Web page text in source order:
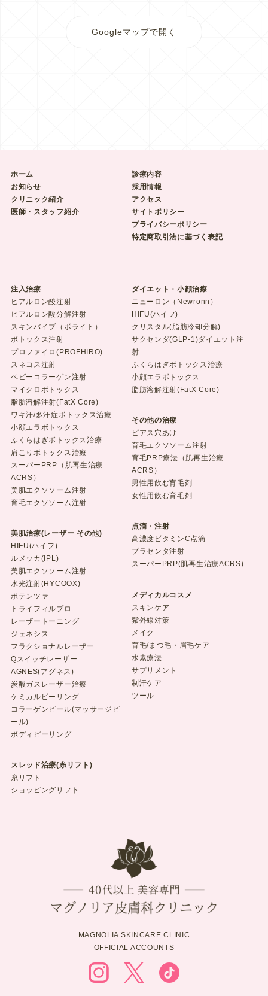
Googleマップで開く
ホーム
お知らせ
クリニック紹介
医師・スタッフ紹介
診療内容
採用情報
アクセス
サイトポリシー
プライバシーポリシー
特定商取引法に基づく表記
注入治療
ヒアルロン酸注射
ヒアルロン酸分解注射
スキンバイブ（ボライト）
ボトックス注射
プロファイロ(PROFHIRO)
スネコス注射
ベビーコラーゲン注射
マイクロボトックス
脂肪溶解注射(FatX Core)
ワキ汗/多汗症ボトックス治療
小顔エラボトックス
ふくらはぎボトックス治療
肩こりボトックス治療
スーパーPRP（肌再生治療
ACRS）
美肌エクソソーム注射
育毛エクソソーム注射
美肌治療(レーザー その他)
HIFU(ハイフ)
ルメッカ(IPL)
美肌エクソソーム注射
水光注射(HYCOOX)
ポテンツァ
トライフィルプロ
レーザートーニング
ジェネシス
フラクショナルレーザー
Qスイッチレーザー
AGNES(アグネス)
炭酸ガスレーザー治療
ケミカルピーリング
コラーゲンピール(マッサージピ
ール)
ボディピーリング
スレッド治療(糸リフト)
糸リフト
ショッピングリフト
ダイエット・小顔治療
ニューロン（Newronn）
HIFU(ハイフ)
クリスタル(脂肪冷却分解)
サクセンダ(GLP-1)ダイエット注
射
ふくらはぎボトックス治療
小顔エラボトックス
脂肪溶解注射(FatX Core)
その他の治療
ピアス穴あけ
育毛エクソソーム注射
育毛PRP療法（肌再生治療
ACRS）
男性用飲む育毛剤
女性用飲む育毛剤
点滴・注射
高濃度ビタミンC点滴
プラセンタ注射
スーパーPRP(肌再生治療ACRS)
メディカルコスメ
スキンケア
紫外線対策
メイク
育毛/まつ毛・眉毛ケア
水素療法
サプリメント
制汗ケア
ツール
MAGNOLIA SKINCARE CLINIC
OFFICIAL ACCOUNTS